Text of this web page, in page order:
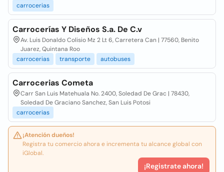
carrocerias
Carrocerías Y Diseños S.a. De C.v
Av. Luis Donaldo Colisio Mz 2 Lt 6, Carretera Can | 77560, Benito
Juarez, Quintana Roo
carrocerias
transporte autobuses
Carrocerias Cometa
Carr San Luis Matehuala No. 2400, Soledad De Grac | 78430,
Soledad De Graciano Sanchez, San Luis Potosi
carrocerias
¡Atención dueños!
Registra tu comercio ahora e incrementa tu alcance global con
iGlobal.
¡Registrate ahora!